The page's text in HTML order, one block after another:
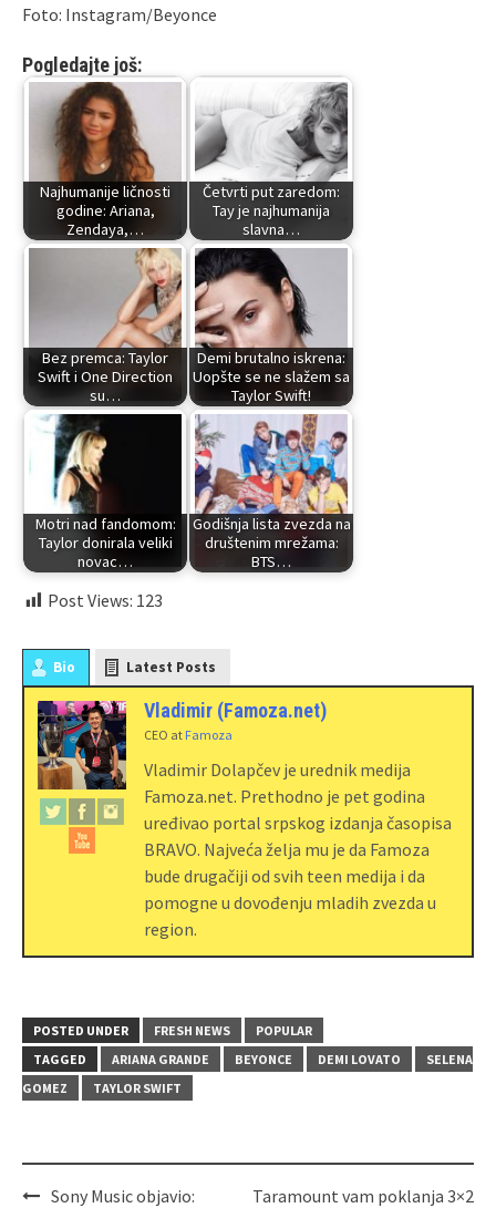
Foto: Instagram/Beyonce
Pogledajte još:
Najhumanije ličnosti
godine: Ariana,
Zendaya,…
Četvrti put zaredom:
Tay je najhumanija
slavna…
Bez premca: Taylor
Swift i One Direction
su…
Demi brutalno iskrena:
Uopšte se ne slažem sa
Taylor Swift!
Motri nad fandomom:
Taylor donirala veliki
novac…
Godišnja lista zvezda na
društenim mrežama:
BTS…
Post Views: 123
Bio Latest Posts
Vladimir (Famoza.net)
CEO at Famoza
Vladimir Dolapčev je urednik medija
Famoza.net. Prethodno je pet godina
uređivao portal srpskog izdanja časopisa
BRAVO. Najveća želja mu je da Famoza
bude drugačiji od svih teen medija i da
pomogne u dovođenju mladih zvezda u
region.
POSTED UNDER FRESH NEWS
POPULAR
TAGGED
ARIANA GRANDE BEYONCE DEMI LOVATO
SELENA
GOMEZ
TAYLOR SWIFT
Sony Music objavio: Taramount vam poklanja 3×2